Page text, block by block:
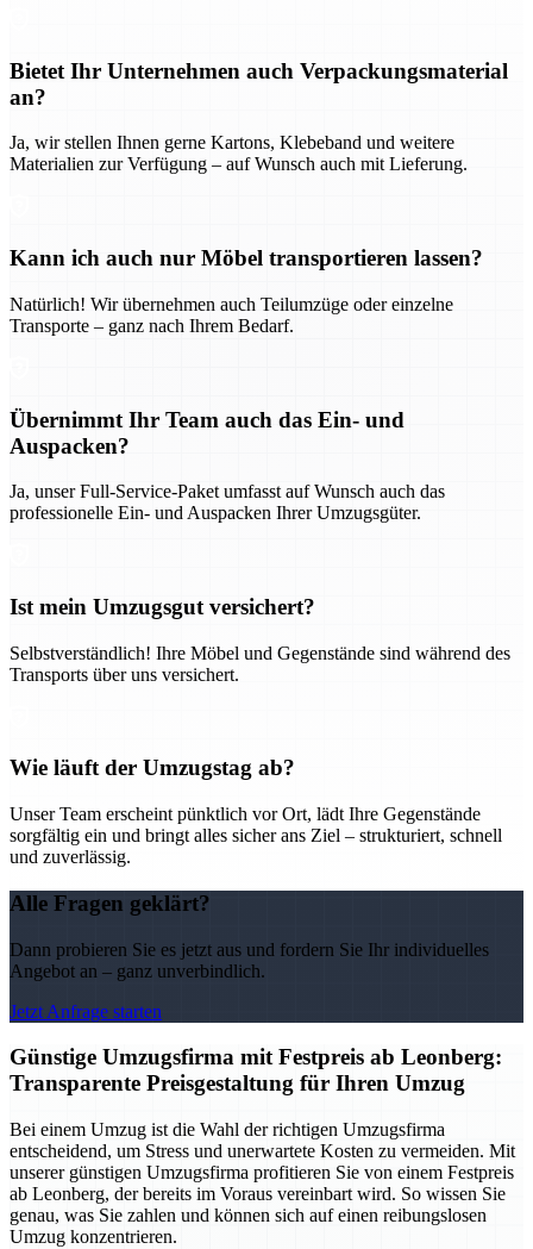
Bietet Ihr Unternehmen auch Verpackungsmaterial
an?
Ja, wir stellen Ihnen gerne Kartons, Klebeband und weitere
Materialien zur Verfügung – auf Wunsch auch mit Lieferung.
Kann ich auch nur Möbel transportieren lassen?
Natürlich! Wir übernehmen auch Teilumzüge oder einzelne
Transporte – ganz nach Ihrem Bedarf.
Übernimmt Ihr Team auch das Ein- und
Auspacken?
Ja, unser Full-Service-Paket umfasst auf Wunsch auch das
professionelle Ein- und Auspacken Ihrer Umzugsgüter.
Ist mein Umzugsgut versichert?
Selbstverständlich! Ihre Möbel und Gegenstände sind während des
Transports über uns versichert.
Wie läuft der Umzugstag ab?
Unser Team erscheint pünktlich vor Ort, lädt Ihre Gegenstände
sorgfältig ein und bringt alles sicher ans Ziel – strukturiert, schnell
und zuverlässig.
Alle Fragen geklärt?
Dann probieren Sie es jetzt aus und fordern Sie Ihr individuelles
Angebot an – ganz unverbindlich.
Jetzt Anfrage starten
Günstige Umzugsfirma mit Festpreis ab Leonberg:
Transparente Preisgestaltung für Ihren Umzug
Bei einem Umzug ist die Wahl der richtigen Umzugsfirma
entscheidend, um Stress und unerwartete Kosten zu vermeiden. Mit
unserer günstigen Umzugsfirma profitieren Sie von einem Festpreis
ab Leonberg, der bereits im Voraus vereinbart wird. So wissen Sie
genau, was Sie zahlen und können sich auf einen reibungslosen
Umzug konzentrieren.